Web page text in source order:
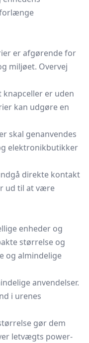
er afgørende for
miljøet. Overvej
knapceller er uden
kan udgøre en
skal genanvendes
elektronikbutikker
direkte kontakt
ud til at være
enheder og
størrelse og
og almindelige
anvendelser.
i urenes
gør dem
letvægts power-